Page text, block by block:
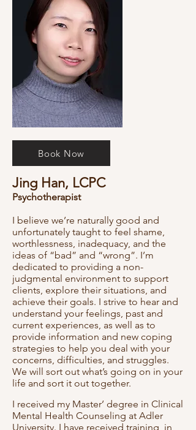
Book Now
Jing Han, LCPC
Psychotherapist
I believe we’re naturally good and
unfortunately taught to feel shame,
worthlessness, inadequacy, and the
ideas of “bad” and “wrong”. I’m
dedicated to providing a non-
judgmental environment to support
clients, explore their situations, and
achieve their goals. I strive to hear and
understand your feelings, past and
current experiences, as well as to
provide information and new coping
strategies to help you deal with your
concerns, difficulties, and struggles.
We will sort out what’s going on in your
life and sort it out together.
I received my Master’ degree in Clinical
Mental Health Counseling at Adler
University. I have received training in